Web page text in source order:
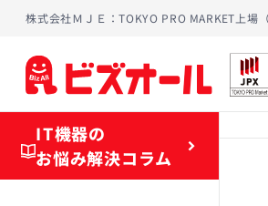
株式会社ＭＪＥ：TOKYO PRO MARKET上場
IT機器の
お悩み解決コラム